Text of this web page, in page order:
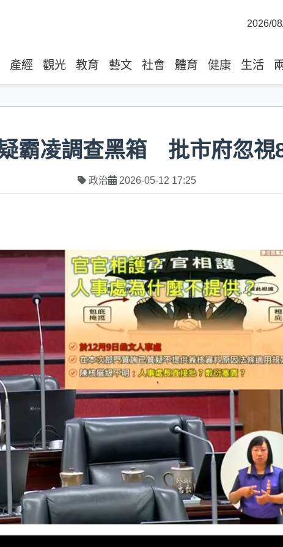
2026/
產經 觀光 教育 藝文 社會 體育 健康 生活
霸凌調查黑箱 批市府忽視
政治 2026-05-12 17:25